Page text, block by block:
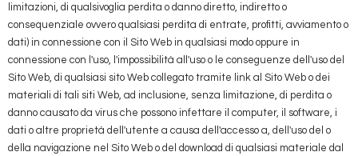
limitazioni, di qualsivoglia perdita o danno diretto, indiretto o
consequenziale ovvero qualsiasi perdita di entrate, profitti, avviamento o
dati) in connessione con il Sito Web in qualsiasi modo oppure in
connessione con l'uso, l'impossibilità all'uso o le conseguenze dell'uso del
Sito Web, di qualsiasi sito Web collegato tramite link al Sito Web o dei
materiali di tali siti Web, ad inclusione, senza limitazione, di perdita o
danno causato da virus che possono infettare il computer, il software, i
dati o altre proprietà dell'utente a causa dell'accesso a, dell'uso del o
della navigazione nel Sito Web o del download di qualsiasi materiale dal